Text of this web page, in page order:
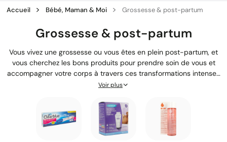
Accueil Bébé, Maman & Moi Grossesse & post-partum
Grossesse & post-partum
Vous vivez une grossesse ou vous êtes en plein post-partum, et
vous cherchez les bons produits pour prendre soin de vous et
accompagner votre corps à travers ces transformations intenses
? Entre les vergetures qui s'installent, les seins sensibles pendant
inconforts du quotidien, vous avez besoin de solutions adaptées,
rassurantes et efficaces. Chez Aesiel, notre équipe de
pharmaciens diplômés vous accompagne dans le choix de
produits sélectionnés pour votre bien-être pendant cette
Voir plus